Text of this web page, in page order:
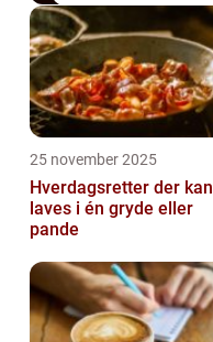
25 november 2025
Hverdagsretter der kan
laves i én gryde eller
pande